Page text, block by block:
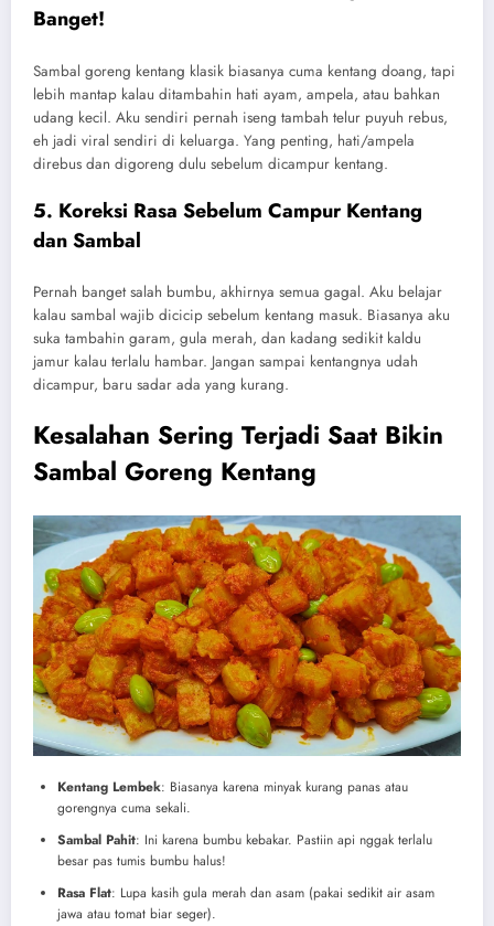
Banget!
Sambal goreng kentang klasik biasanya cuma kentang doang, tapi
lebih mantap kalau ditambahin hati ayam, ampela, atau bahkan
udang kecil. Aku sendiri pernah iseng tambah telur puyuh rebus,
eh jadi viral sendiri di keluarga. Yang penting, hati/ampela
direbus dan digoreng dulu sebelum dicampur kentang.
5. Koreksi Rasa Sebelum Campur Kentang
dan Sambal
Pernah banget salah bumbu, akhirnya semua gagal. Aku belajar
kalau sambal wajib dicicip sebelum kentang masuk. Biasanya aku
suka tambahin garam, gula merah, dan kadang sedikit kaldu
jamur kalau terlalu hambar. Jangan sampai kentangnya udah
dicampur, baru sadar ada yang kurang.
Kesalahan Sering Terjadi Saat Bikin
Sambal Goreng Kentang
Kentang Lembek: Biasanya karena minyak kurang panas atau
gorengnya cuma sekali.
Sambal Pahit: Ini karena bumbu kebakar. Pastiin api nggak terlalu
besar pas tumis bumbu halus!
Rasa Flat: Lupa kasih gula merah dan asam (pakai sedikit air asam
jawa atau tomat biar seger).